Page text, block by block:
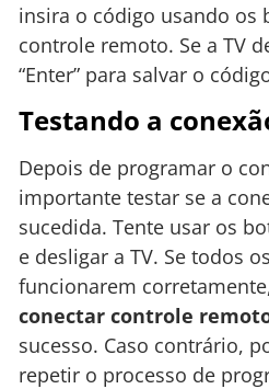
insira o código usando os
controle remoto. Se a TV
“Enter” para salvar o
Testando a
Depois de programar o
importante testar se a
sucedida. Tente usar os
e desligar a TV. Se todos
funcionarem
conectar controle
sucesso. Caso contrário,
repetir o processo de